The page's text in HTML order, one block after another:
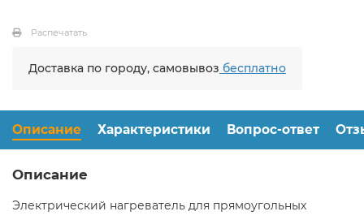
Распечатать
Доставка по городу, самовывоз бесплатно
Описание Характеристики Вопрос-ответ
Описание
Электрический нагреватель для прямоугольных